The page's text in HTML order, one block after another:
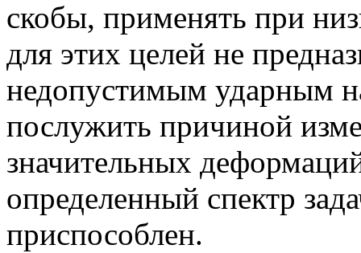
скобы, применять при
для этих целей не
недопустимым ударным
послужить причиной
значительных
определенный спектр
приспособлен.